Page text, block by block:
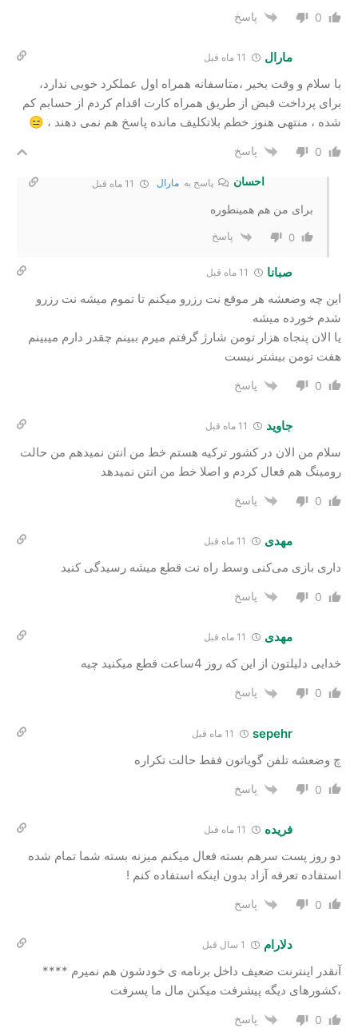
0 پاسخ
مارال
با سلام و وقت بخیر ،متاسفانه همراه اول عملکرد خوبی ندارد،
برای پرداخت قبض از طریق همراه کارت اقدام کردم از حسابم کم
شده ، منتهی هنوز خطم بلاتکلیف مانده پاسخ هم نمی دهند ، 😑
0 پاسخ
احسان پاسخ به مارال
برای من هم همینطوره
0 پاسخ
صبانا
این چه وضعشه هر موقع نت رزرو میکنم تا تموم میشه نت رزرو
شدم خورده میشه
یا الان پنجاه هزار تومن شارژ گرفتم میرم ببینم چقدر دارم میبینم
هفت تومن بیشتر نیست
0 پاسخ
جاوید
سلام من الان در کشور ترکیه هستم خط من انتن نمیدهم من حالت
رومینگ هم فعال کردم و اصلا خط من انتن نمیدهد
0 پاسخ
مهدی
داری بازی می‌کنی وسط راه نت قطع میشه رسیدگی کنید
0 پاسخ
مهدی
خدایی دلیلتون از این که روز 4ساعت قطع میکنید چیه
0 پاسخ
sepehr
چ وضعشه تلفن گویاتون فقط حالت تکراره
0 پاسخ
فریده
دو روز پست سرهم بسته فعال میکنم میزنه بسته شما تمام شده
استفاده تعرفه آزاد بدون اینکه استفاده کنم !
0 پاسخ
دلارام
آنقدر اینترنت ضعیف داخل برنامه ی خودشون هم نمیرم ****
،کشورهای دیگه پیشرفت میکنن مال ما پسرفت
0 پاسخ